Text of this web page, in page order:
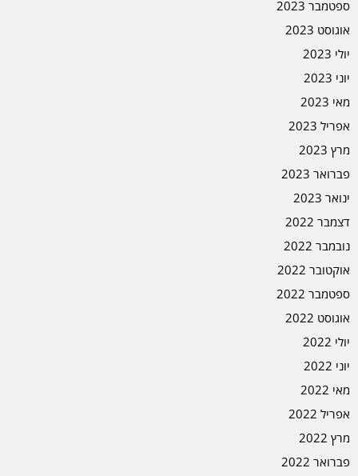
ספטמבר 2023
אוגוסט 2023
יולי 2023
יוני 2023
מאי 2023
אפריל 2023
מרץ 2023
פברואר 2023
ינואר 2023
דצמבר 2022
נובמבר 2022
אוקטובר 2022
ספטמבר 2022
אוגוסט 2022
יולי 2022
יוני 2022
מאי 2022
אפריל 2022
מרץ 2022
פברואר 2022